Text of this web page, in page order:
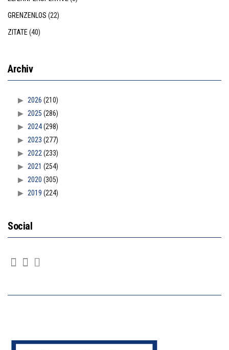
GRENZENLOS (22)
ZITATE (40)
Archiv
2026 (210)
2025 (286)
2024(298)
2023 (277)
2022 (233)
2021 (254)
2020 (305)
2019 (224)
Social